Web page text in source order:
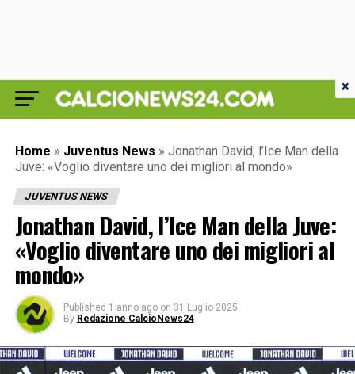
Home » Juventus News » Jonathan David, l’Ice Man della
Juve: «Voglio diventare uno dei migliori al mondo»
JUVENTUS NEWS
Jonathan David, l’Ice Man della Juve:
«Voglio diventare uno dei migliori al
mondo»
Published 1 anno ago on 31 Luglio 2025
By Redazione CalcioNews24
×